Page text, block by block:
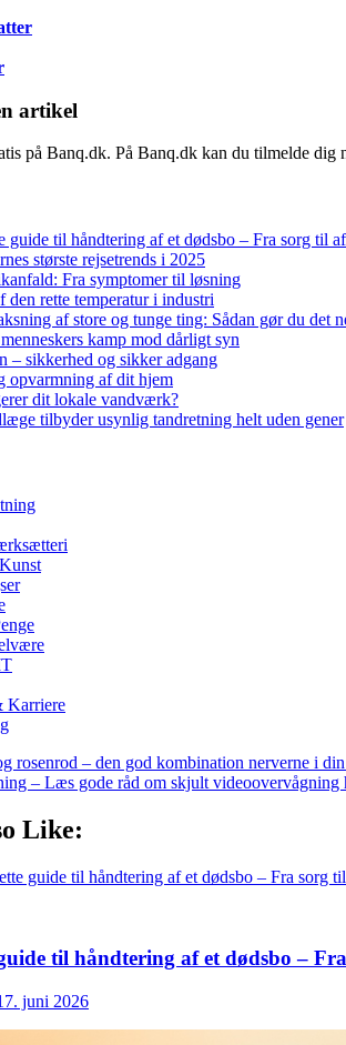
artikel
på Banq.dk. På Banq.dk kan du tilmelde dig
guide til håndtering af et dødsbo – Fra sorg til
største rejsetrends i 2025
Fra symptomer til løsning
den rette temperatur i industri
af store og tunge ting: Sådan gør du det
kamp mod dårligt syn
– sikkerhed og sikker adgang
opvarmning af dit hjem
dit lokale vandværk?
tilbyder usynlig tandretning helt uden gener
Karriere
rosenrod – den god kombination nerverne i
– Læs gode råd om skjult videoovervågning
Like:
til håndtering af et dødsbo –
juni 2026